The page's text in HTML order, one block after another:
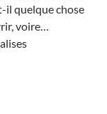
il quelque chose
voire…